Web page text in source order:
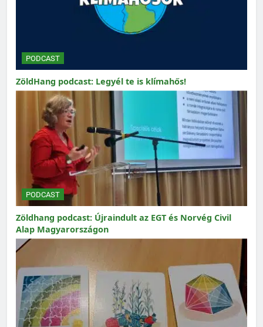
PODCAST
ZöldHang podcast: Legyél te is klímahős!
PODCAST
Zöldhang podcast: Újraindult az EGT és Norvég Civil
Alap Magyarországon